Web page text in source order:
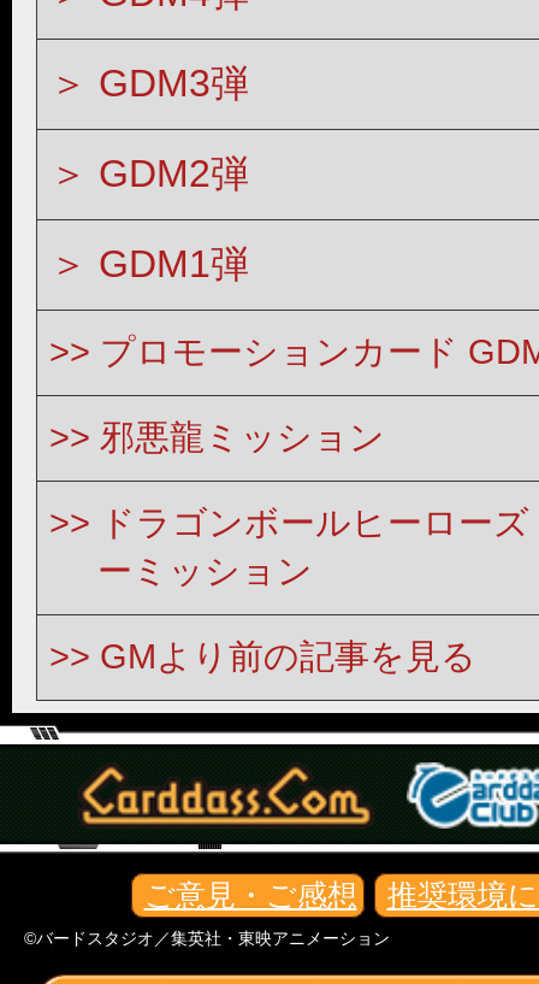
GDM3弾
GDM2弾
GDM1弾
プロモーションカード
邪悪龍ミッション
ドラゴンボールヒーロー
ーミッション
GMより前の記事を見る
ご意見・ご感想 推奨環境
©バードスタジオ／集英社・東映アニメーション